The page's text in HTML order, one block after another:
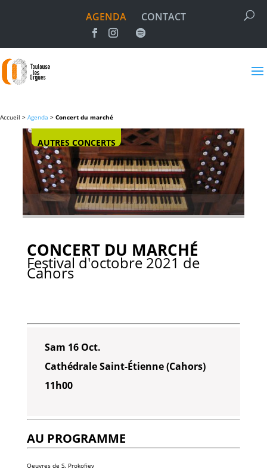
AGENDA CONTACT
Accueil > Agenda > Concert du marché
AUTRES CONCERTS
CONCERT DU MARCHÉ
Festival d'octobre 2021 de
Cahors
Sam 16 Oct.
Cathédrale Saint-Étienne (Cahors)
11h00
AU PROGRAMME
Oeuvres de S. Prokofiev